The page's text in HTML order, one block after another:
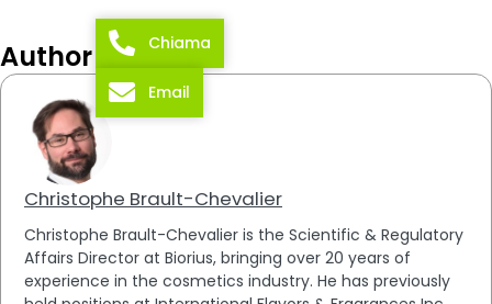
Author
Christophe Brault-Chevalier
Christophe Brault-Chevalier is the Scientific & Regulatory
Affairs Director at Biorius, bringing over 20 years of
experience in the cosmetics industry. He has previously
Chiama
Email